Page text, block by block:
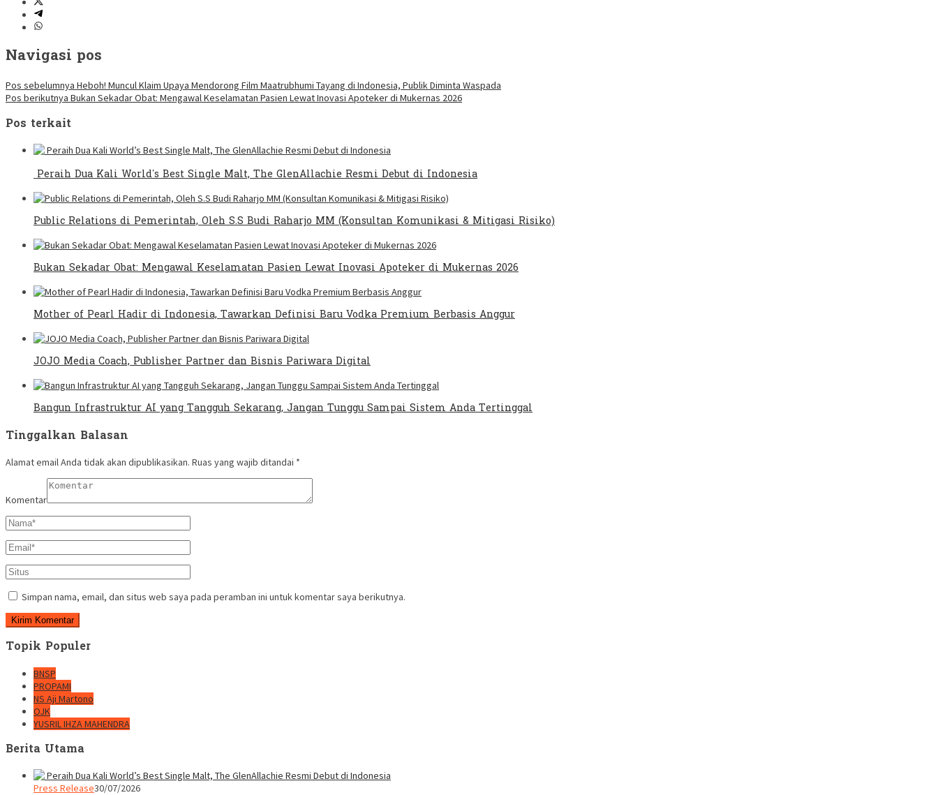
Navigasi pos
Pos sebelumnya Heboh! Muncul Klaim Upaya Mendorong Film Maatrubhumi Tayang di Indonesia, Publik Diminta Waspada
Pos berikutnya Bukan Sekadar Obat: Mengawal Keselamatan Pasien Lewat Inovasi Apoteker di Mukernas 2026
Pos terkait
Peraih Dua Kali World’s Best Single Malt, The GlenAllachie Resmi Debut di Indonesia
Public Relations di Pemerintah, Oleh S.S Budi Raharjo MM (Konsultan Komunikasi & Mitigasi Risiko)
Bukan Sekadar Obat: Mengawal Keselamatan Pasien Lewat Inovasi Apoteker di Mukernas 2026
Mother of Pearl Hadir di Indonesia, Tawarkan Definisi Baru Vodka Premium Berbasis Anggur
JOJO Media Coach, Publisher Partner dan Bisnis Pariwara Digital
Bangun Infrastruktur AI yang Tangguh Sekarang, Jangan Tunggu Sampai Sistem Anda Tertinggal
Tinggalkan Balasan
Alamat email Anda tidak akan dipublikasikan. Ruas yang wajib ditandai *
Komentar
Simpan nama, email, dan situs web saya pada peramban ini untuk komentar saya berikutnya.
Topik Populer
BNSP
PROPAMI
NS Aji Martono
OJK
YUSRIL IHZA MAHENDRA
Berita Utama
Press Release30/07/2026